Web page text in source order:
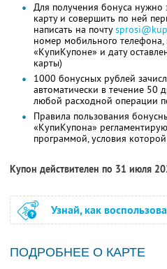
Для получения бонуса нужно
карту и совершить по ней
написать на почту
номер мобильного телефона,
«КупиКупоне» и дату
карты)
1000 бонусных рублей
автоматически в течение 50
любой расходной операции
Правила пользования
«КупиКупона»
программой, условия
Купон действителен по 31 июля
Узнай, как
ПОДРОБНЕЕ О КАРТЕ